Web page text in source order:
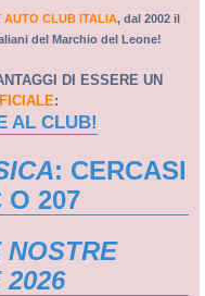
AUTO CLUB ITALIA, dal 2002 il
del Marchio del Leone!
DI ESSERE UN
:
AL CLUB!
: CERCASI
O 207
NOSTRE
2026